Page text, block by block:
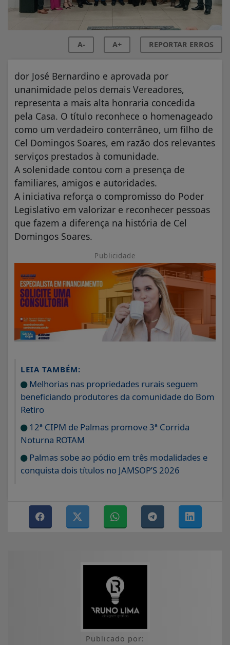
A- A+ REPORTAR ERROS
dor José Bernardino e aprovada por
unanimidade pelos demais Vereadores,
representa a mais alta honraria concedida
pela Casa. O título reconhece o homenageado
como um verdadeiro conterrâneo, um filho de
Cel Domingos Soares, em razão dos relevantes
serviços prestados à comunidade.
A solenidade contou com a presença de
familiares, amigos e autoridades.
A iniciativa reforça o compromisso do Poder
Legislativo em valorizar e reconhecer pessoas
que fazem a diferença na história de Cel
Domingos Soares.
Publicidade
LEIA TAMBÉM:
Melhorias nas propriedades rurais seguem
beneficiando produtores da comunidade do Bom
Retiro
12ª CIPM de Palmas promove 3ª Corrida
Noturna ROTAM
Palmas sobe ao pódio em três modalidades e
conquista dois títulos no JAMSOP’S 2026
Publicado por: